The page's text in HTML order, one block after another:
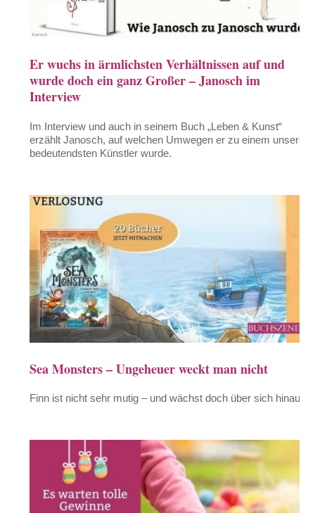
Er wuchs in ärmlichsten Verhältnissen auf und
wurde doch ein ganz Großer – Janosch im
Interview
Im Interview und auch in seinem Buch „Leben & Kunst“
erzählt Janosch, auf welchen Umwegen er zu einem unserer
bedeutendsten Künstler wurde.
Sea Monsters – Ungeheuer weckt man nicht
Finn ist nicht sehr mutig – und wächst doch über sich hinaus